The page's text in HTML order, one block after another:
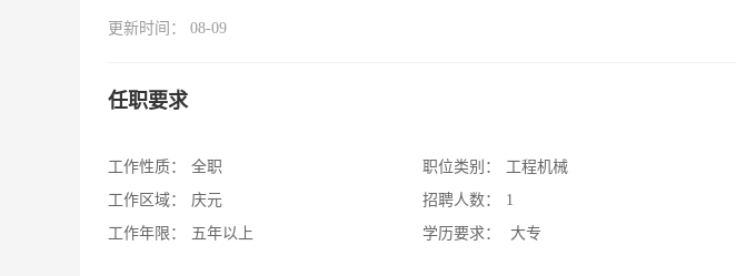
更新时间： 08-09
任职要求
工作性质：
全职
工作区域：
庆元
工作年限：
五年以上
职位类别：
工程机械
招聘人数：
1
学历要求：
大专